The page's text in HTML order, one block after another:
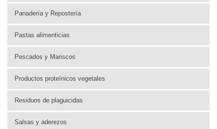
Panadería y Repostería
Pastas alimenticias
Pescados y Mariscos
Productos proteínicos vegetales
Residuos de plaguicidas
Salsas y aderezos